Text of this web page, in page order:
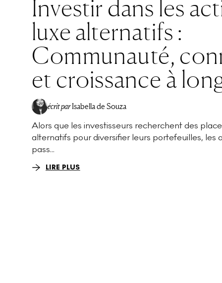
Investir dans les
luxe alternatifs :
Communauté,
et croissance à
écrit par Isabella de Souza
Alors que les investisseurs recherchent des
alternatifs pour diversifier leurs portefeuilles, les
pass...
LIRE PLUS